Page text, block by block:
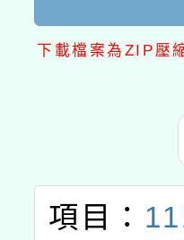
下載檔案為ZIP壓
項目：